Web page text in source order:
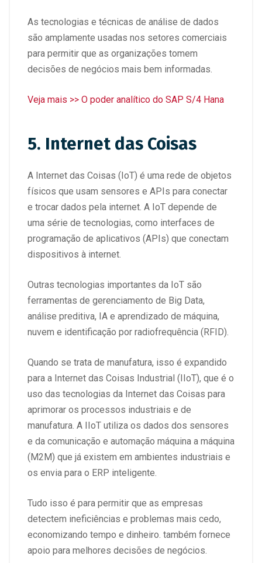
As tecnologias e técnicas de análise de dados
são amplamente usadas nos setores comerciais
para permitir que as organizações tomem
decisões de negócios mais bem informadas.
Veja mais >> O poder analítico do SAP S/4 Hana
5. Internet das Coisas
A Internet das Coisas (IoT) é uma rede de objetos
físicos que usam sensores e APIs para conectar
e trocar dados pela internet. A IoT depende de
uma série de tecnologias, como interfaces de
programação de aplicativos (APIs) que conectam
dispositivos à internet.
Outras tecnologias importantes da IoT são
ferramentas de gerenciamento de Big Data,
análise preditiva, IA e aprendizado de máquina,
nuvem e identificação por radiofrequência (RFID).
Quando se trata de manufatura, isso é expandido
para a Internet das Coisas Industrial (IIoT), que é o
uso das tecnologias da Internet das Coisas para
aprimorar os processos industriais e de
manufatura. A IIoT utiliza os dados dos sensores
e da comunicação e automação máquina a máquina
(M2M) que já existem em ambientes industriais e
os envia para o ERP inteligente.
Tudo isso é para permitir que as empresas
detectem ineficiências e problemas mais cedo,
economizando tempo e dinheiro. também fornece
apoio para melhores decisões de negócios.